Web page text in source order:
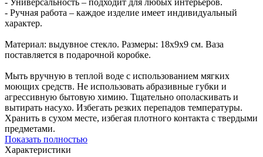
- Ручная работа – каждое изделие имеет индивидуальный
характер.
Материал: выдувное стекло. Размеры: 18х9х9 см. Ваза
поставляется в подарочной коробке.
Мыть вручную в теплой воде с использованием мягких
моющих средств. Не использовать абразивные губки и
агрессивную бытовую химию. Тщательно ополаскивать и
вытирать насухо. Избегать резких перепадов температуры.
Хранить в сухом месте, избегая плотного контакта с твердыми
предметами.
Показать полностью
Характеристики